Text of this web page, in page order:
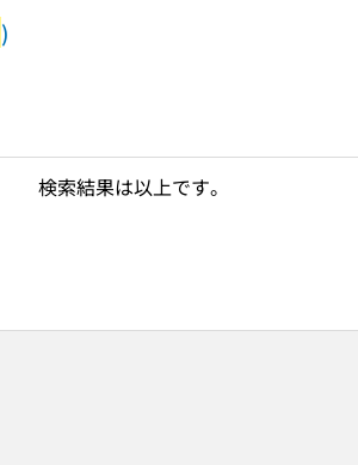
)
検索結果は以上です。